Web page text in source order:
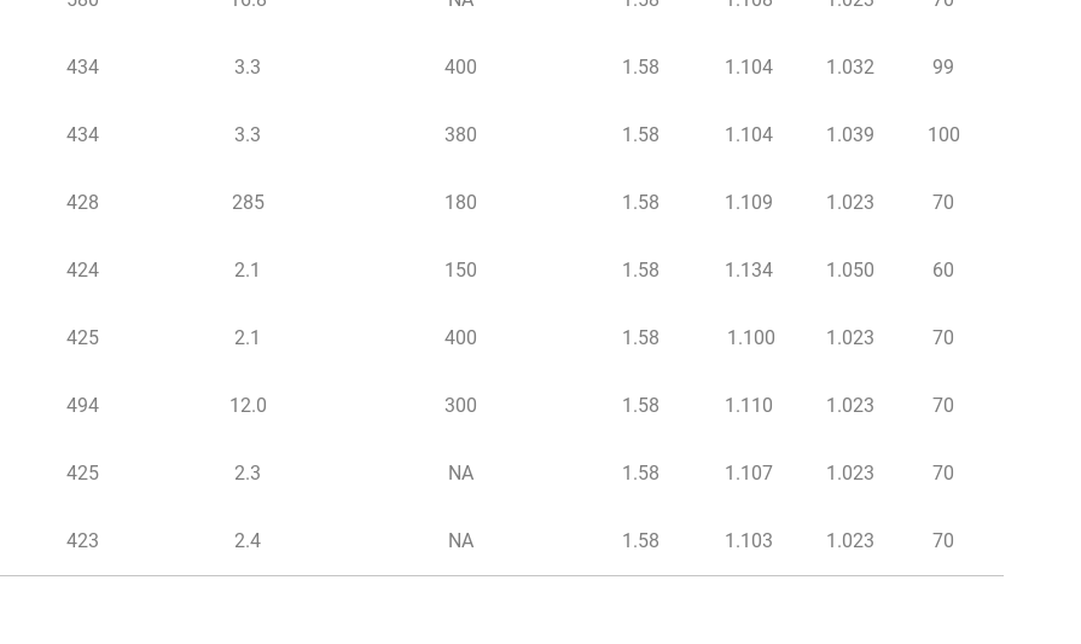
434 3.3 400 1.58 1.104 1.032 99
434 3.3 380 1.58 1.104 1.039 100
428 285 180 1.58 1.109 1.023 70
424 2.1 150 1.58 1.134 1.050 60
425 2.1 400 1.58 1.100 1.023 70
494 12.0 300 1.58 1.110 1.023 70
425 2.3 NA 1.58 1.107 1.023 70
423 2.4 NA 1.58 1.103 1.023 70